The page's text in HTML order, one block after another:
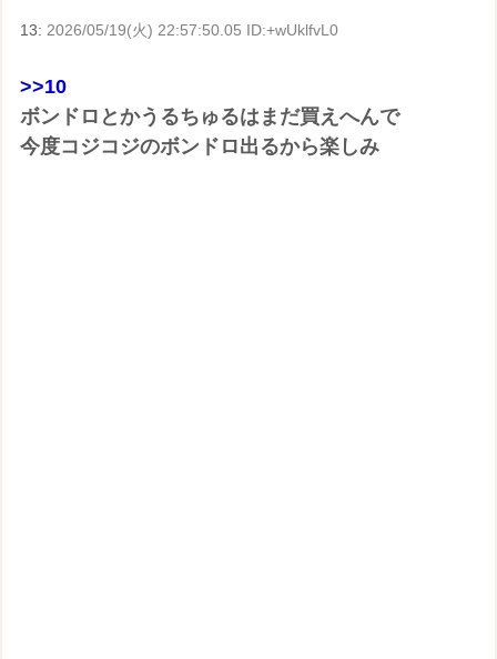
13: 2026/05/19(火) 22:57:50.05 ID:+wUklfvL0
>>10
ボンドロとかうるちゅるはまだ買えへんで
今度コジコジのボンドロ出るから楽しみ